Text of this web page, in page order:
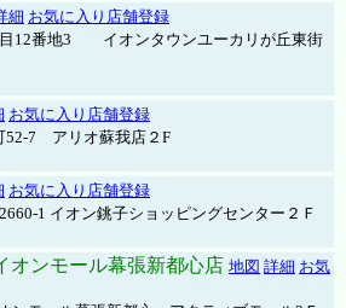
細 お気に入り店舗登録
目12番地3 イオンタウンユーカリが丘東街
お気に入り店舗登録
52-7 アリオ蘇我店２F
お気に入り店舗登録
1 イオン銚子ショッピングセンター２Ｆ
オンモール幕張新都心店 地図 詳細 お気